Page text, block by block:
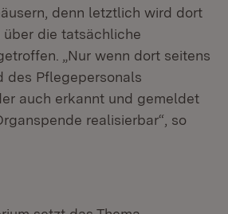
denn letztlich wird dort
die tatsächliche
„Nur wenn dort seitens
des Pflegepersonals
auch erkannt und gemeldet
realisierbar“, so